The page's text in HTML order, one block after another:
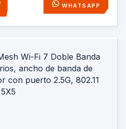
WHATSAPP